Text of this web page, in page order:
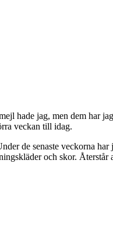
hade jag, men dem har
veckan till idag.
de senaste veckorna
och skor.